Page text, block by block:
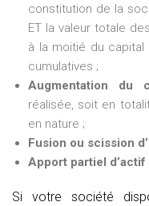
constitution de la
ET la valeur totale
à la moitié du
cumulatives ;
Augmentation du
réalisée, soit en
en nature ;
Fusion ou scission
Apport partiel d’actif
Si votre société